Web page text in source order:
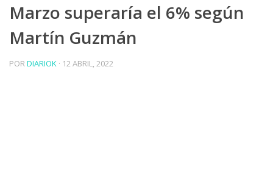
Marzo superaría el 6% según
Martín Guzmán
PORDIARIOK · 12 ABRIL, 2022